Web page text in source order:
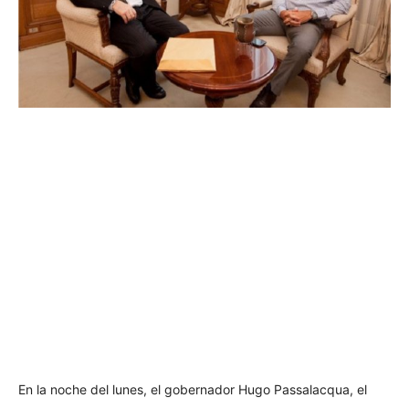
En la noche del lunes, el gobernador Hugo Passalacqua, el